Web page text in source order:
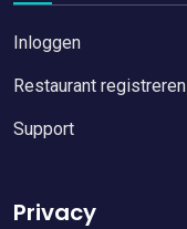
Inloggen
Restaurant registreren
Support
Privacy